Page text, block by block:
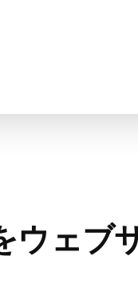
ウェブ